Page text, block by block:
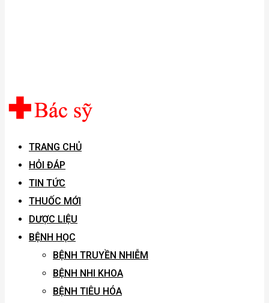
TRANG CHỦ
HỎI ĐÁP
TIN TỨC
THUỐC MỚI
DƯỢC LIỆU
BỆNH HỌC
BỆNH TRUYỀN NHIỄM
BỆNH NHI KHOA
BỆNH TIÊU HÓA